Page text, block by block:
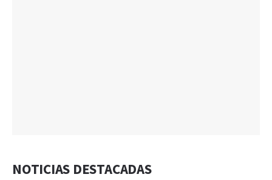
NOTICIAS DESTACADAS